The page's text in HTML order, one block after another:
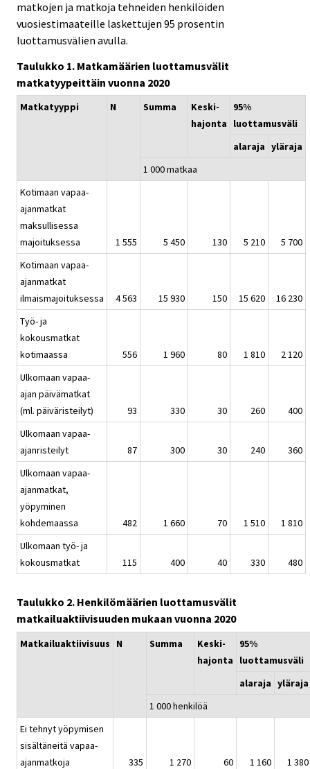
matkojen ja matkoja tehneiden henkilöiden
vuosiestimaateille laskettujen 95 prosentin
luottamusvälien avulla.
Taulukko 1. Matkamäärien luottamusvälit
matkatyypeittäin vuonna 2020
Matkatyyppi N Summa
Keski-
hajonta
95%
luottamusväli
alaraja yläraja
1 000 matkaa
Kotimaan vapaa-
ajanmatkat
maksullisessa
majoituksessa
1 555 5 450 130 5 210
5 700
Kotimaan vapaa-
ajanmatkat
ilmaismajoituksessa
4 563 15 930 150 15 620
16 230
Työ- ja
kokousmatkat
kotimaassa
556 1 960 80 1 810
2 120
Ulkomaan vapaa-
ajan päivämatkat
(ml. päiväristeilyt)
93 330 30 260
400
Ulkomaan vapaa-
ajanristeilyt
87 300 30 240
360
Ulkomaan vapaa-
ajanmatkat,
yöpyminen
kohdemaassa
482 1 660 70 1 510
1 810
Ulkomaan työ- ja
kokousmatkat
115 400 40 330 480
Taulukko 2. Henkilömäärien luottamusvälit
matkailuaktiivisuuden mukaan vuonna 2020
Matkailuaktiivisuus N Summa
Keski-
hajonta
95%
luottamusväli
alaraja yläraja
1 000 henkilöä
Ei tehnyt yöpymisen
sisältäneitä vapaa-
ajanmatkoja
335 1 270 60 1 160
1 380